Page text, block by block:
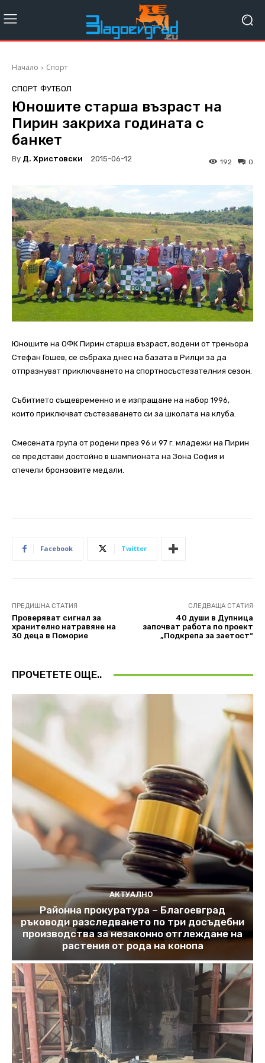
Начало Спорт
СПОРТ ФУТБОЛ
Юношите старша възраст на
Пирин закриха годината с
банкет
By Д. Христовски 2015-06-12 0
192
Юношите на ОФК Пирин старша възраст, водени от треньора
Стефан Гошев, се събраха днес на базата в Рилци за да
отпразнуват приключването на спортносъстезателния сезон.
Събитието същевременно и е изпращане на набор 1996,
които приключват състезаването си за школата на клуба.
Смесената група от родени през 96 и 97 г. младежи на Пирин
се представи достойно в шампионата на Зона София и
спечели бронзовите медали.
Facebook Twitter
ПРЕДИШНА СТАТИЯ
Проверяват сигнал за
хранително натравяне на
30 деца в Поморие
СЛЕДВАЩА СТАТИЯ
40 души в Дупница
започват работа по проект
„Подкрепа за заетост“
ПРОЧЕТЕТЕ ОЩЕ..
АКТУАЛНО
Районна прокуратура – Благоевград
ръководи разследването по три досъдебни
производства за незаконно отглеждане на
растения от рода на конопа